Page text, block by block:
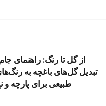
از گل تا رنگ: راهنمای
تبدیل گل‌های باغچه به
طبیعی برای پارچه و